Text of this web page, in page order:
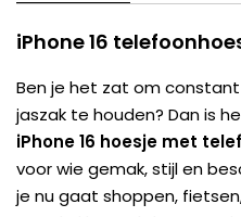
iPhone 16
Ben je het zat om
jaszak te houden? Dan is
iPhone 16 hoesje met
voor wie gemak, stijl en
je nu gaat shoppen,